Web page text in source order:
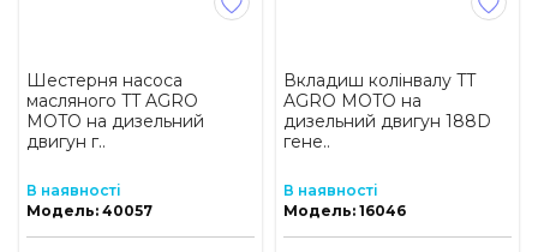
Шестерня насоса
масляного TT AGRO
MOTO на дизельний
двигун г..
В наявності
Модель: 40057
Вкладиш колінвалу TT
AGRO MOTO на
дизельний двигун 188D
гене..
В наявності
Модель: 16046